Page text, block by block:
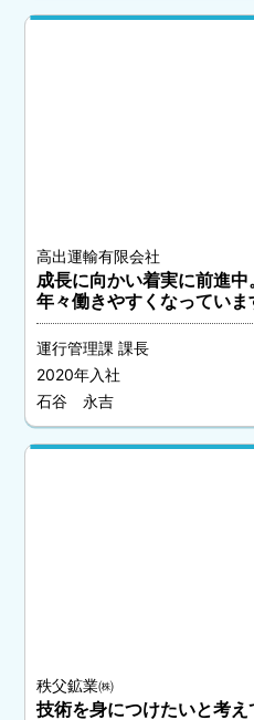
高出運輸有限会社
成長に向かい着実に前進中
年々働きやすくなっていま
運行管理課 課長
2020年入社
石谷 永吉
秩父鉱業㈱
技術を身につけたいと考